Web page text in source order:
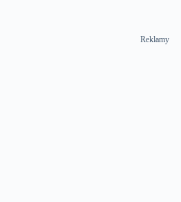
Reklamy